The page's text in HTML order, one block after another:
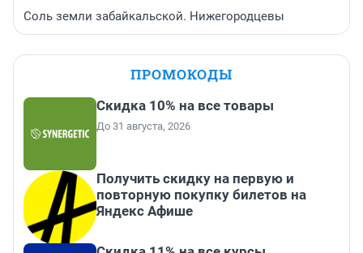
Соль земли забайкальской. Нижегородцевы
ПРОМОКОДЫ
Скидка 10% на все товары
До 31 августа, 2026
Получить скидку на первую и
повторную покупку билетов на
Яндекс Афише